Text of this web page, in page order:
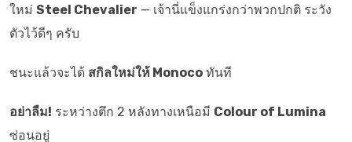
ใหม่ Steel Chevalier — เจ้านี่แข็งแกร่งกว่าพวกปกติ ระวัง
ตัวไว้ดีๆ ครับ
ชนะแล้วจะได้ สกิลใหม่ให้ Monoco ทันที
อย่าลืม! ระหว่างตึก 2 หลังทางเหนือมี Colour of Lumina
ซ่อนอยู่